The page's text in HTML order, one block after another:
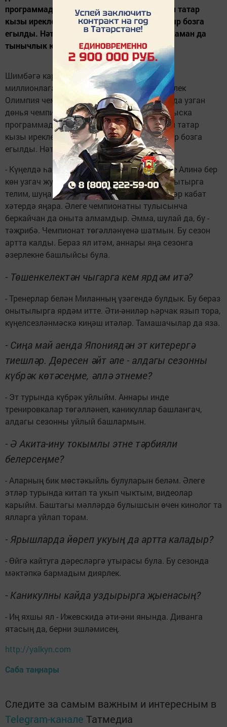
программадан соң икенче урынга урнашкан татар
кызы ирекле чыгышы вакытында өч тапкыр бозга
егылды. Нәтиҗәдә - 5 нче урын. - Күңелдә һаман да
тынычлык юк әле,...
Шимбәгә каршы төндә Алинәгә ияреп аның
миллионлаган җанатары да елады - 15 яшьлек
Олимпия чемпионы Алинә Заһитова Миланда узган
дөнья чемпионатында медальсез калды. Кыска
программадан соң икенче урынга урнашкан татар
кызы ирекле чыгышы вакытында өч тапкыр бозга
егылды. Нәтиҗәдә - 5 нче урын.
- Күңелдә һаман да тынычлык юк әле, - диде Алинә бер
көн узгач журналистларга. - Барысын да онытырга
телим, шуңа да карамастан кайбер мизгелләр кабат
хәтердә яңара. Әлеге чемпионатны тулысынча
беркайчан да оныта алмамдыр. Әмма, шулай да, бу -
тәҗрибә. Чемпионат төгәлләнүенә шатмын. Бу сезон
артта калды. Бераз ял итәм, аннары яңа сезонга
әзерлекне башлыйсы була.
- Төшенкелектән чыгарга кем ярдәм итә?
- Тренерлар белән Миланның үзәгендә булдык. Бу бераз
онытылырга ярдәм итте. Әти-әниләр һәрчак язып тора,
күңелсезләнмәскә киңәш итәләр. Тамашачылар да яза.
- Сиңа май аенда Япониядән эт китерергә
тиешләр. Дөресен әйт әле - алдагы сезонны
күбрәк көтәсеңме, әллә этнеме?
- Эт турында күбрәк уйлыйм. Аннары инде
тренировкалар төгәлләнеп, каникуллар башлангач,
алдагы сезонны уйлый башлармын.
- Ә Акита-ину токымлы этне тәрбияли
белерсеңме?
- Аларның бик мөстәкыйль булуларын беләм. Әлеге
этләр турында китап та укып чыктым, видеолар
карыйм. Баштагы мәлләрдә булышсын өчен кинолог та
ялларга уйлап торам.
- Ярышларда йөреп укуың да артта каладыр?
- Өйгә кайтуга дәресләргә утырасы була. Бу сезонда
мәктәпкә бармадым диярлек.
- Каникулны кайда уздырырга җыенасың?
- Иң яхшы ял - Ижевскида әти-әни янында. Диванга
ятасың да, берни эшләмисең.
http://yalkyn.com
Саба таңнары
Следите за самым важным и интересным в
Telegram-канале Татмедиа